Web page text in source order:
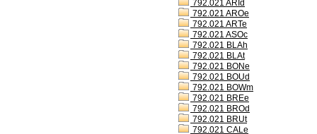
792.021 ARId
792.021 AROe
792.021 ARTe
792.021 ASOc
792.021 BLAh
792.021 BLAt
792.021 BONe
792.021 BOUd
792.021 BOWm
792.021 BREe
792.021 BROd
792.021 BRUt
792.021 CALe